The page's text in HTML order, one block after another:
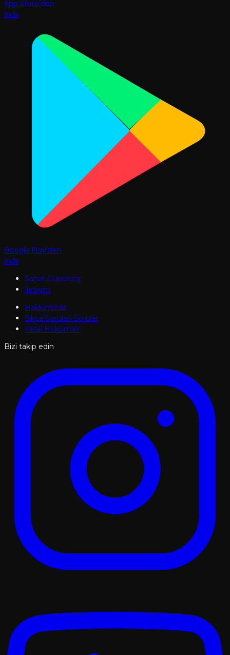
App Store'dan
İndir
Google Play'den
İndir
Sanat Gündemi
İletişim
Hakkımızda
Sıkça Sorulan Sorular
Yasal Hükümler
Bizi takip edin